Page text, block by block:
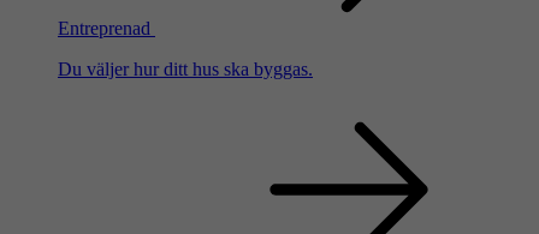
Entreprenad
Du väljer hur ditt hus ska byggas.